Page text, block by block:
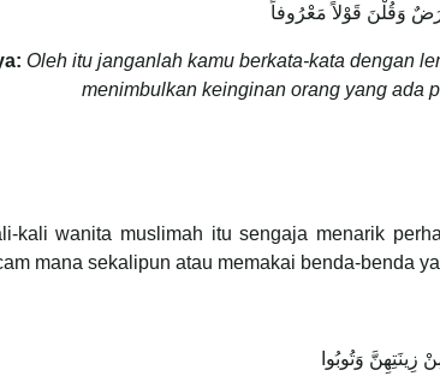
وَقُلْنَ قَوْلاً مَعْرُوفاً
Oleh itu janganlah kamu berkata-kata dengan
menimbulkan keinginan orang yang ada
kali wanita muslimah itu sengaja menarik
mana sekalipun atau memakai benda-benda
وَتُوبُوا